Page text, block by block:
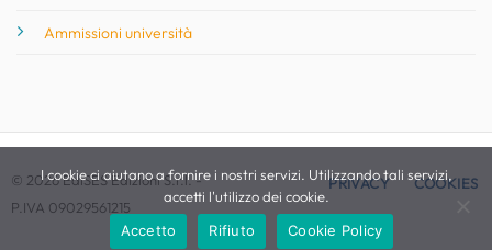
Ammissioni università
© 2026 EdiSES Edizioni S.r.l. -
P.IVA 09029561215
PRIVACY COOKIES
I cookie ci aiutano a fornire i nostri servizi. Utilizzando tali servizi,
accetti l'utilizzo dei cookie.
Accetto
Rifiuto Cookie Policy